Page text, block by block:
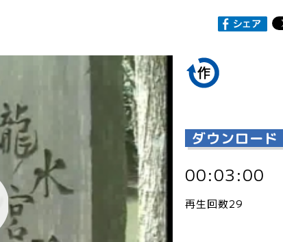
ダウンロード
00:03:00
再生回数29